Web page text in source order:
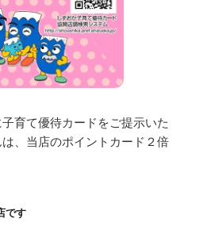
育て優待カードをご提示いた
、当店のポイントカード２倍
です